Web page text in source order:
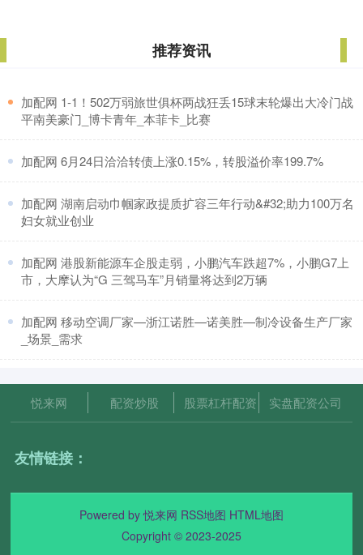
推荐资讯
​加配网 1-1！502万弱旅世俱杯两战狂丢15球末轮爆出大冷门战
平南美豪门_博卡青年_本菲卡_比赛
​加配网 6月24日洽洽转债上涨0.15%，转股溢价率199.7%
​加配网 湖南启动巾帼家政提质扩容三年行动&#32;助力100万名
妇女就业创业
​加配网 港股新能源车企股走弱，小鹏汽车跌超7%，小鹏G7上
市，大摩认为“G 三驾马车”月销量将达到2万辆
​加配网 移动空调厂家—浙江诺胜—诺美胜—制冷设备生产厂家
_场景_需求
悦来网 配资炒股 股票杠杆配资 实盘配资公司
友情链接：
Powered by悦来网 RSS地图 HTML地图
Copyright © 2023-2025